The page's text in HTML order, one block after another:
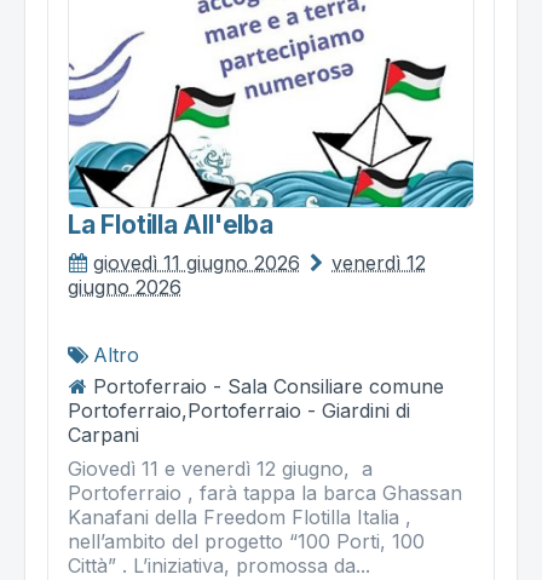
La Flotilla All'elba
giovedì 11 giugno 2026
venerdì 12
giugno 2026
Altro
Portoferraio - Sala Consiliare comune
Portoferraio,Portoferraio - Giardini di
Carpani
Giovedì 11 e venerdì 12 giugno, a
Portoferraio , farà tappa la barca Ghassan
Kanafani della Freedom Flotilla Italia ,
nell’ambito del progetto “100 Porti, 100
Città” . L’iniziativa, promossa da...